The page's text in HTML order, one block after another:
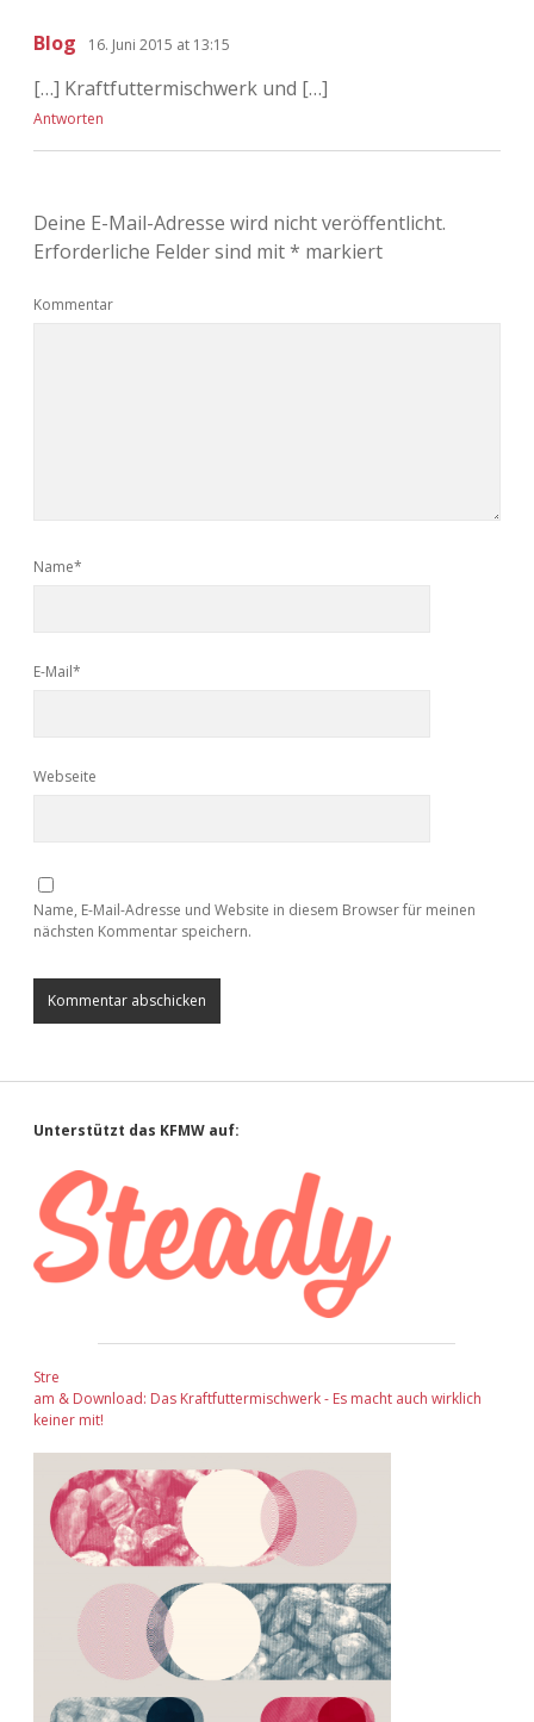
Blog 16. Juni 2015 at 13:15
[…] Kraftfuttermischwerk und […]
Antworten
Deine E-Mail-Adresse wird nicht veröffentlicht.
Erforderliche Felder sind mit* markiert
Kommentar
Name*
E-Mail*
Webseite
Name, E-Mail-Adresse und Website in diesem Browser für meinen
nächsten Kommentar speichern.
Sidebar
Unterstützt das KFMW auf:
Stre
am & Download: Das Kraftfuttermischwerk - Es macht auch wirklich
keiner mit!